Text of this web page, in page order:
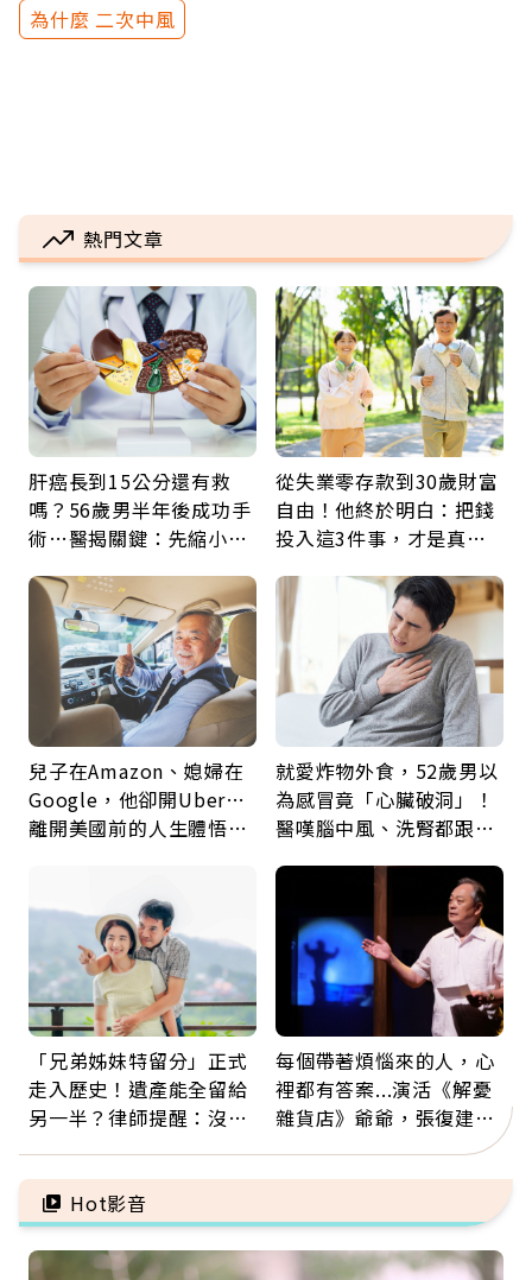
為什麼 二次中風
熱門文章
肝癌長到15公分還有救
嗎？56歲男半年後成功手
術…醫揭關鍵：先縮小腫
從失業零存款到30歲財富
自由！他終於明白：把錢
投入這3件事，才是真正
兒子在Amazon、媳婦在
Google，他卻開Uber…
離開美國前的人生體悟：
就愛炸物外食，52歲男以
為感冒竟「心臟破洞」！
醫嘆腦中風、洗腎都跟它
「兄弟姊妹特留分」正式
走入歷史！遺產能全留給
另一半？律師提醒：沒做
每個帶著煩惱來的人，心
裡都有答案...演活《解憂
雜貨店》爺爺，張復建：
放下執著不是認輸，而是
善待自己
Hot影音